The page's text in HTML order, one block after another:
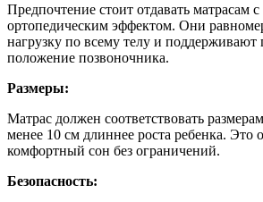
Предпочтение стоит отдавать матрасам
ортопедическим эффектом. Они
нагрузку по всему телу и поддерживают
положение позвоночника.
Размеры:
Матрас должен соответствовать
менее 10 см длиннее роста ребенка. Это
комфортный сон без ограничений.
Безопасность: